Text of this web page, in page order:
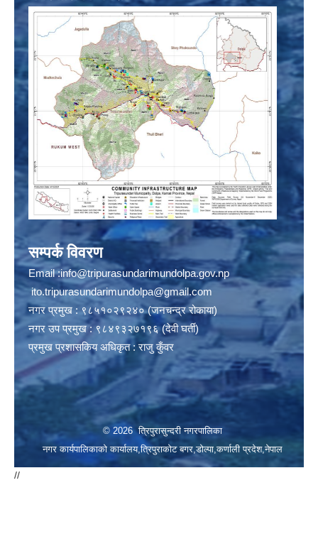
सम्पर्क विवरण
Email :info@tripurasundarimundolpa.gov.np
ito.tripurasundarimundolpa@gmail.com
नगर प्रमुख : ९८५१०२९२४० (जनचन्द्र रोकाया)
नगर उप प्रमुख : ९८४९३२७१९६ (देवी घर्ती)
प्रमुख प्रशासकिय अधिकृत : राजु कुँवर
© 2026 त्रिपुरासुन्दरी नगरपालिका
नगर कार्यपालिकाको कार्यालय,त्रिपुराकोट बगर,डोल्पा,कर्णाली प्रदेश,नेपाल
//